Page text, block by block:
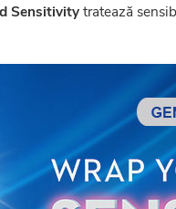
Sensitivitytratează